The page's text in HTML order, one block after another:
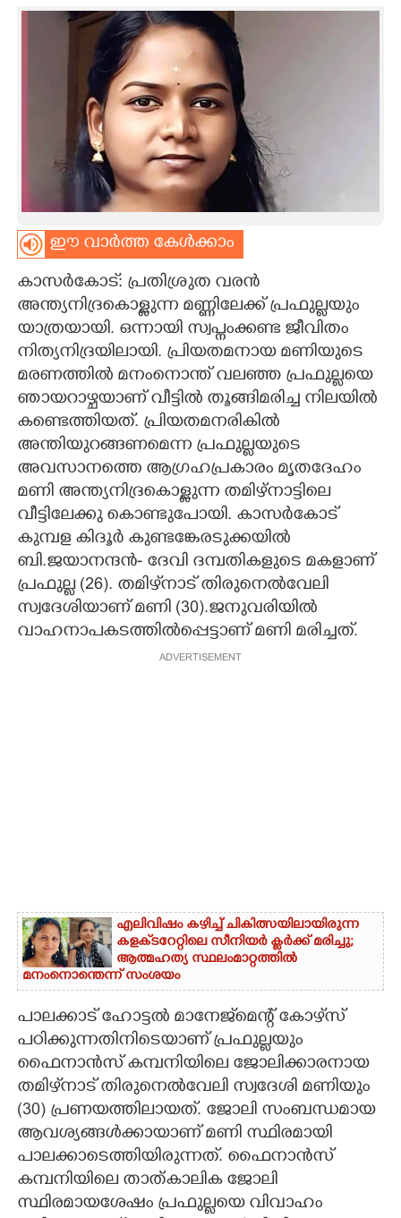
CARTOONS
LITERATURE
ZOOM
CONTACT US
ഈ വാർത്ത കേൾക്കാം
കാസർകോട്: പ്രതിശ്രുത വരൻ
അന്ത്യനിദ്രകൊള്ളുന്ന മണ്ണിലേക്ക് പ്രഫുല്ലയും
യാത്രയായി. ഒന്നായി സ്വപ്നംക്കണ്ട ജീവിതം
നിത്യനിദ്ര‌യിലായി. പ്രിയതമനായ മണിയുടെ
മരണത്തിൽ മനംനൊന്ത് വലഞ്ഞ പ്രഫുല്ലയെ
ഞായറാഴ്ചയാണ് വീട്ടിൽ തൂങ്ങിമരിച്ച നിലയിൽ
കണ്ടെത്തിയത്. പ്രിയതമനരികിൽ
അന്തിയുറങ്ങണമെന്ന പ്രഫുല്ലയുടെ
അവസാനത്തെ ആഗ്രഹപ്രകാരം മൃതദേഹം
മണി അന്ത്യനിദ്രകൊള്ളുന്ന തമിഴ്നാട്ടിലെ
വീട്ടിലേക്കു കൊണ്ടുപോയി. കാസർകോട്
കുമ്പള കിദൂർ കുണ്ടങ്കേരടുക്കയിൽ
ബി.ജയാനന്ദൻ- ദേവി ദമ്പതികളുടെ മകളാണ്
പ്രഫുല്ല (26). തമിഴ്‌നാട് തിരുനെൽവേലി
സ്വദേശിയാണ് മണി (30).ജനുവരിയിൽ
വാഹനാപകടത്തിൽപ്പെട്ടാണ് മണി മരിച്ചത്.
ADVERTISEMENT
എലിവിഷം കഴിച്ച് ചികിത്സയിലായിരുന്ന
കളക്‌ടറേറ്റിലെ സീനിയർ ക്ലർക്ക് മരിച്ചു;
ആത്മഹത്യ സ്ഥലംമാറ്റത്തിൽ
മനംനൊന്തെന്ന് സംശയം
പാലക്കാട് ഹോട്ടൽ മാനേജ്‌മെന്റ് കോഴ്‌സ്
പഠിക്കുന്നതിനിടെയാണ് പ്രഫുല്ലയും
ഫൈനാൻസ് കമ്പനിയിലെ ജോലിക്കാരനായ
തമിഴ്‌നാട് തിരുനെൽവേലി സ്വദേശി മണിയും
(30) പ്രണയത്തിലായത്. ജോലി സംബന്ധമായ
ആവശ്യങ്ങൾക്കായാണ് മണി സ്ഥിരമായി
പാലക്കാടെത്തിയിരുന്നത്. ഫൈനാൻസ്
കമ്പനിയിലെ താത്കാലിക ജോലി
സ്ഥിരമായശേഷം പ്രഫുല്ലയെ വിവാഹം